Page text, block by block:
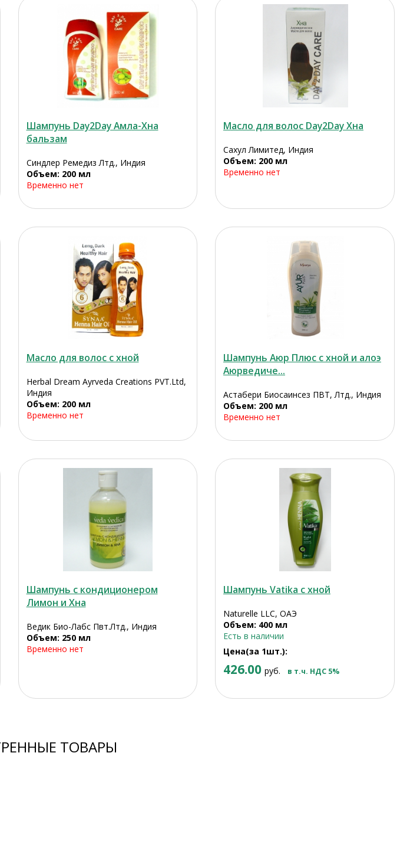
Шампунь Day2Day Амла-Хна
бальзам
Синдлер Ремедиз Лтд., Индия
Объем: 200 мл
Временно нет
Масло для волос Day2Day Хна
Сахул Лимитед, Индия
Объем: 200 мл
Временно нет
Масло для волос с хной
Herbal Dream Ayrveda Creations PVT.Ltd,
Индия
Объем: 200 мл
Временно нет
Шампунь Аюр Плюс с хной и алоэ
Аюрведиче...
Астабери Биосаинсез ПВТ, Лтд., Индия
Объем: 200 мл
Временно нет
Шампунь c кондиционером
Лимон и Хна
Ведик Био-Лабс Пвт.Лтд., Индия
Объем: 250 мл
Временно нет
Шампунь Vatika с хной
Naturelle LLC, ОАЭ
Объем: 400 мл
Есть в наличии
Цена(за 1шт.):
426.00 руб. в т.ч. НДС 5%
ТОВАРЫ